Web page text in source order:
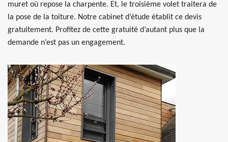
muret où repose la charpente. Et, le troisième volet traitera de
la pose de la toiture. Notre cabinet d’étude établit ce devis
gratuitement. Profitez de cette gratuité d’autant plus que la
demande n’est pas un engagement.